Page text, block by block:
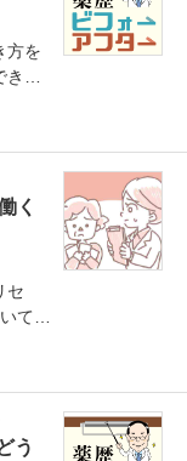
方を
る
く
セ
てで
う